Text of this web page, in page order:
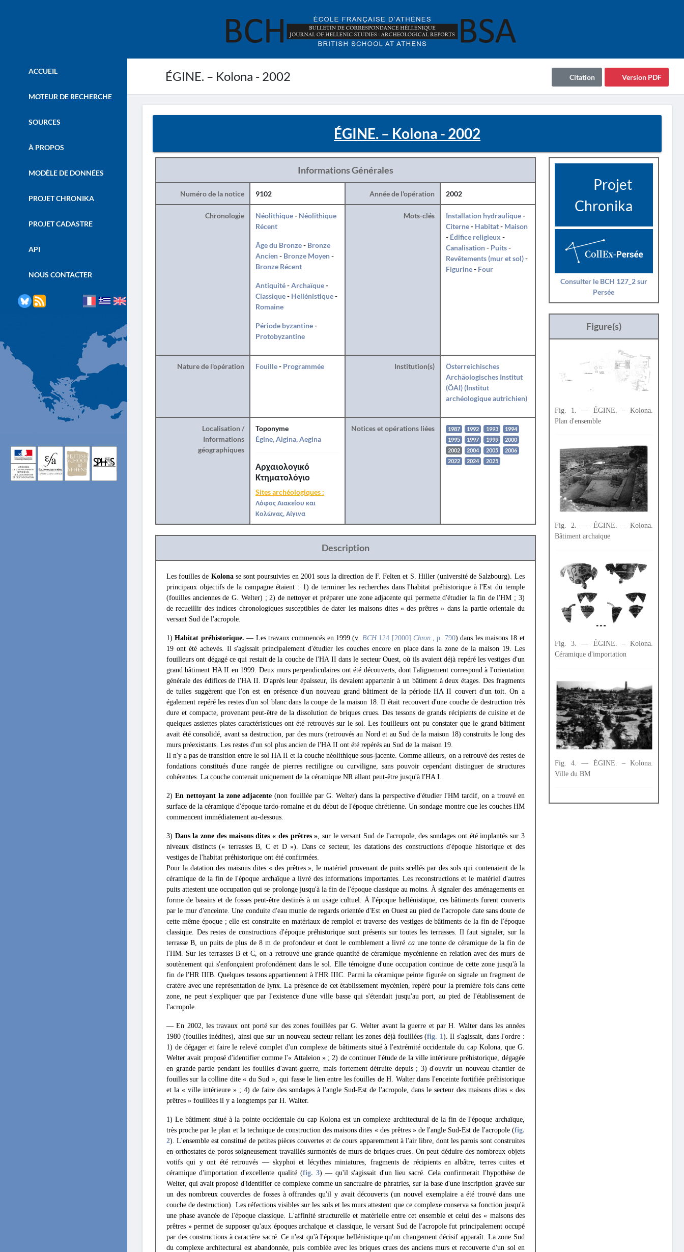
ÉGINE. – Kolona - 2002 Version PDF
Citation
ACCUEIL
MOTEUR DE RECHERCHE
SOURCES
À PROPOS
MODÈLE DE DONNÉES
PROJET CHRONIKA
PROJET CADASTRE
API
NOUS CONTACTER
ÉGINE. – Kolona - 2002
Informations Générales
Numéro de la notice 9102 Année de l'opération 2002
Chronologie Néolithique- Néolithique
Récent
Âge du Bronze- Bronze
Ancien- Bronze Moyen-
Bronze Récent
Antiquité-Archaïque-
Classique- Hellénistique-
Romaine
Période byzantine-
Protobyzantine
Mots-clés Installation hydraulique-
Citerne- Habitat- Maison
- Édifice religieux -
Canalisation- Puits-
Revêtements (mur et sol)-
Figurine- Four
Nature de l'opération Fouille- Programmée Institution(s)
Österreichisches
Archäologisches Institut
(ÖAI) (Institut
archéologique autrichien)
Localisation /
Informations
géographiques
Toponyme
Égine, Aigina, Aegina
Αρχαιολογικό
Κτηματολόγιο
Sites archéologiques :
Λόφος Αιακείου και
Κολώνας, Αίγινα
Notices et opérations liées 1987 1992 1993
1994
1995
1997 1999
2000
2002
2004 2005
2006
2022
2024 2025
Description
Les fouilles de Kolona se sont poursuivies en 2001 sous la direction de F. Felten et S. Hiller (université de Salzbourg). Les
principaux objectifs de la campagne étaient : 1) de terminer les recherches dans l'habitat préhistorique à l'Est du temple
(fouilles anciennes de G. Welter) ; 2) de nettoyer et préparer une zone adjacente qui permette d'étudier la fin de l'HM ; 3)
de recueillir des indices chronologiques susceptibles de dater les maisons dites « des prêtres » dans la partie orientale du
versant Sud de l'acropole.
1)Habitat préhistorique. — Les travaux commencés en 1999 (v. BCH 124 [2000]Chron., p. 790) dans les maisons 18 et
19 ont été achevés. Il s'agissait principalement d'étudier les couches encore en place dans la zone de la maison 19. Les
fouilleurs ont dégagé ce qui restait de la couche de l'HA II dans le secteur Ouest, où ils avaient déjà repéré les vestiges d'un
grand bâtiment HA II en 1999. Deux murs perpendiculaires ont été découverts, dont l'alignement correspond à l'orientation
générale des édifices de l'HA II. D'après leur épaisseur, ils devaient appartenir à un bâtiment à deux étages. Des fragments
de tuiles suggèrent que l'on est en présence d'un nouveau grand bâtiment de la période HA II couvert d'un toit. On a
également repéré les restes d'un sol blanc dans la coupe de la maison 18. Il était recouvert d'une couche de destruction très
dure et compacte, provenant peut-être de la dissolution de briques crues. Des tessons de grands récipients de cuisine et de
quelques assiettes plates caractéristiques ont été retrouvés sur le sol. Les fouilleurs ont pu constater que le grand bâtiment
avait été consolidé, avant sa destruction, par des murs (retrouvés au Nord et au Sud de la maison 18) construits le long des
murs préexistants. Les restes d'un sol plus ancien de l'ΗΑ II ont été repérés au Sud de la maison 19.
Il n'y a pas de transition entre le sol HA II et la couche néolithique sous-jacente. Comme ailleurs, on a retrouvé des restes de
fondations constitués d'une rangée de pierres rectiligne ou curviligne, sans pouvoir cependant distinguer de structures
cohérentes. La couche contenait uniquement de la céramique NR allant peut-être jusqu'à l'ΗΑ I.
2) En nettoyant la zone adjacente (non fouillée par G. Welter) dans la perspective d'étudier l'ΗΜ tardif, on a trouvé en
surface de la céramique d'époque tardo-romaine et du début de l'époque chrétienne. Un sondage montre que les couches HM
commencent immédiatement au-dessous.
3) Dans la zone des maisons dites « des prêtres », sur le versant Sud de l'acropole, des sondages ont été implantés sur 3
niveaux distincts (« terrasses B, C et D »). Dans ce secteur, les datations des constructions d'époque historique et des
vestiges de l'habitat préhistorique ont été confirmées.
Pour la datation des maisons dites « des prêtres », le matériel provenant de puits scellés par des sols qui contenaient de la
céramique de la fin de l'époque archaïque a livré des informations importantes. Les reconstructions et le matériel d'autres
puits attestent une occupation qui se prolonge jusqu'à la fin de l'époque classique au moins. À signaler des aménagements en
forme de bassins et de fosses peut-être destinés à un usage cultuel. À l'époque hellénistique, ces bâtiments furent couverts
par le mur d'enceinte. Une conduite d'eau munie de regards orientée d'Est en Ouest au pied de l'acropole date sans doute de
cette même époque ; elle est construite en matériaux de remploi et traverse des vestiges de bâtiments de la fin de l'époque
classique. Des restes de constructions d'époque préhistorique sont présents sur toutes les terrasses. Il faut signaler, sur la
terrasse B, un puits de plus de 8 m de profondeur et dont le comblement a livré ca une tonne de céramique de la fin de
l'HM. Sur les terrasses B et C, on a retrouvé une grande quantité de céramique mycénienne en relation avec des murs de
soutènement qui s'enfonçaient profondément dans le sol. Elle témoigne d'une occupation continue de cette zone jusqu'à la
fin de l'HR IIIB. Quelques tessons appartiennent à l'HR IIIC. Parmi la céramique peinte figurée on signale un fragment de
cratère avec une représentation de lynx. La présence de cet établissement mycénien, repéré pour la première fois dans cette
zone, ne peut s'expliquer que par l'existence d'une ville basse qui s'étendait jusqu'au port, au pied de l'établissement de
l'acropole.
— En 2002, les travaux ont porté sur des zones fouillées par G. Welter avant la guerre et par H. Walter dans les années
1980 (fouilles inédites), ainsi que sur un nouveau secteur reliant les zones déjà fouillées (fig. 1). Il s'agissait, dans l'ordre :
1) de dégager et faire le relevé complet d'un complexe de bâtiments situé à l'extrémité occidentale du cap Kolona, que G.
Welter avait proposé d'identifier comme l'« Attaleion » ; 2) de continuer l'étude de la ville intérieure préhistorique, dégagée
en grande partie pendant les fouilles d'avant-guerre, mais fortement détruite depuis ; 3) d'ouvrir un nouveau chantier de
fouilles sur la colline dite « du Sud », qui fasse le lien entre les fouilles de H. Walter dans l'enceinte fortifiée préhistorique
et la « ville intérieure » ; 4) de faire des sondages à l'angle Sud-Est de l'acropole, dans le secteur des maisons dites « des
prêtres » fouillées il y a longtemps par H. Walter.
1) Le bâtiment situé à la pointe occidentale du cap Kolona est un complexe architectural de la fin de l'époque archaïque,
très proche par le plan et la technique de construction des maisons dites « des prêtres » de l'angle Sud-Est de l'acropole (fig.
2). L'ensemble est constitué de petites pièces couvertes et de cours apparemment à l'air libre, dont les parois sont construites
en orthostates de poros soigneusement travaillés surmontés de murs de briques crues. On peut déduire des nombreux objets
votifs qui y ont été retrouvés — skyphoi et lécythes miniatures, fragments de récipients en albâtre, terres cuites et
céramique d'importation d'excellente qualité (fig. 3) — qu'il s'agissait d'un lieu sacré. Cela confirmerait l'hypothèse de
Welter, qui avait proposé d'identifier ce complexe comme un sanctuaire de phratries, sur la base d'une inscription gravée sur
un des nombreux couvercles de fosses à offrandes qu'il y avait découverts (un nouvel exemplaire a été trouvé dans une
couche de destruction). Les réfections visibles sur les sols et les murs attestent que ce complexe conserva sa fonction jusqu'à
une phase avancée de l'époque classique. L'affinité structurelle et matérielle entre cet ensemble et celui des « maisons des
prêtres » permet de supposer qu'aux époques archaïque et classique, le versant Sud de l'acropole fut principalement occupé
par des constructions à caractère sacré. Ce n'est qu'à l'époque hellénistique qu'un changement décisif apparaît. La zone Sud
du complexe architectural est abandonnée, puis comblée avec les briques crues des anciens murs et recouverte d'un sol en
Projet
Chronika
Consulter le BCH 127_2 sur
Persée
Figure(s)
Fig. 1. — ÉGINE. – Kolona.
Plan d'ensemble
Fig. 2. — ÉGINE. – Kolona.
Bâtiment archaïque
Fig. 3. — ÉGINE. – Kolona.
Céramique d'importation
Fig. 4. — ÉGINE. – Kolona.
Ville du BM